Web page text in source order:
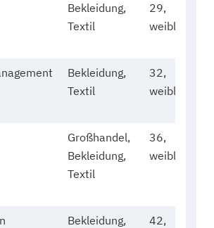
Bekleidung,
Textil
29,
weiblich
Bekleidung,
Textil
32,
weiblich
Großhandel,
Bekleidung,
Textil
36,
weiblich
Bekleidung,
42,